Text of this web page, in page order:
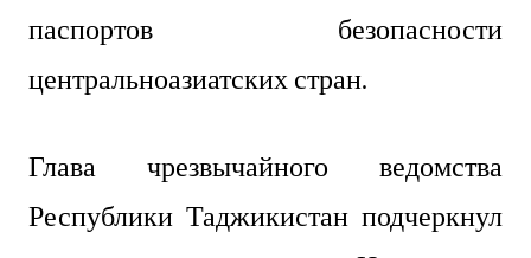
паспортов безопасности
центральноазиатских стран.
Глава чрезвычайного ведомства
Республики Таджикистан подчеркнул